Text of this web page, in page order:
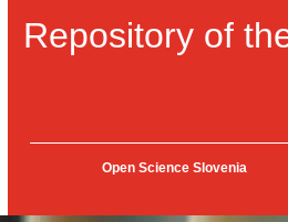
Repository of
Open Science Slovenia